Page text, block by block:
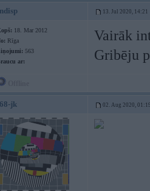
13. Jul 2020, 14:21
18. Mar 2012
Rīga
563
ar:
Vairāk
Gribēju
jk 02. Aug 2020,